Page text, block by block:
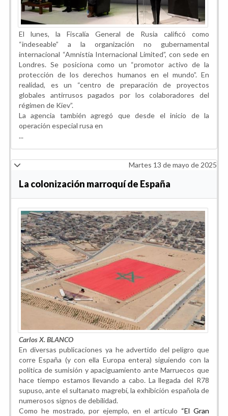
El lunes, la Fiscalía General de Rusia calificó como
“indeseable” a la organización no gubernamental
internacional “Amnistía Internacional Limited”, con sede en
Londres. Se posiciona como un “promotor activo de la
protección de los derechos humanos en el mundo”. En
realidad, es un “centro de preparación de proyectos
globales antirrusos pagados por los colaboradores del
régimen de Kiev”.
La agencia también agregó que desde el inicio de la
operación especial rusa en
...
Martes 13 de mayo de 2025
La colonización marroquí de España
Carlos X. BLANCO
En diversas publicaciones ya he advertido del peligro que
corre España (y con ella Europa entera) siguiendo con la
política de sumisión y apaciguamiento ante Marruecos que
hace tiempo estamos llevando a cabo. La llegada del R78
supuso, ante el sultanato magrebí, la exhibición española de
numerosos signos de debilidad.
Como he mostrado, por ejemplo, en el artículo “El Gran